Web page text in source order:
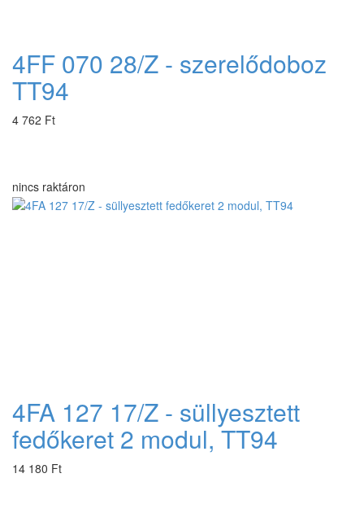
4FF 070 28/Z - szerelődoboz
TT94
4 762 Ft
nincs raktáron
4FA 127 17/Z - süllyesztett
fedőkeret 2 modul, TT94
14 180 Ft